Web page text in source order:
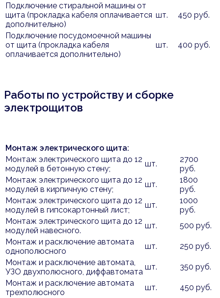
Подключение стиральной машины от
щита (прокладка кабеля оплачивается
дополнительно)
шт. 450 руб.
Подключение посудомоечной машины
от щита (прокладка кабеля
оплачивается дополнительно)
шт. 400 руб.
Работы по устройству и сборке
электрощитов
Монтаж электрического щита:
Монтаж электрического щита до 12
модулей в бетонную стену;
шт.
2700
руб.
Монтаж электрического щита до 12
модулей в кирпичную стену;
шт.
1800
руб.
Монтаж электрического щита до 12
модулей в гипсокартонный лист;
шт.
1000
руб.
Монтаж электрического щита до 12
модулей навесного.
шт.
500 руб.
Монтаж и расключение автомата
однополюсного
шт.
250 руб.
Монтаж и расключение автомата,
УЗО двухполюсного, диффавтомата
шт.
350 руб.
Монтаж и расключение автомата
трехполюсного
шт.
450 руб.